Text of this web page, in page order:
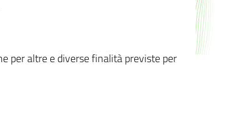
per altre e diverse finalità previste per